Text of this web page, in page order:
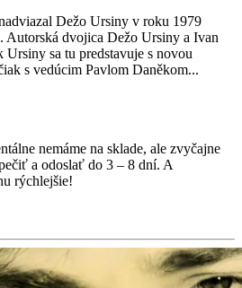
Dežo Ursiny v roku 1979
Autorská dvojica Dežo Ursiny a Ivan
Ursiny sa tu predstavuje s novou
s vedúcim Pavlom Daněkom...
nemáme na sklade, ale zvyčajne
a odoslať do 3 – 8 dní. A
rýchlejšie!